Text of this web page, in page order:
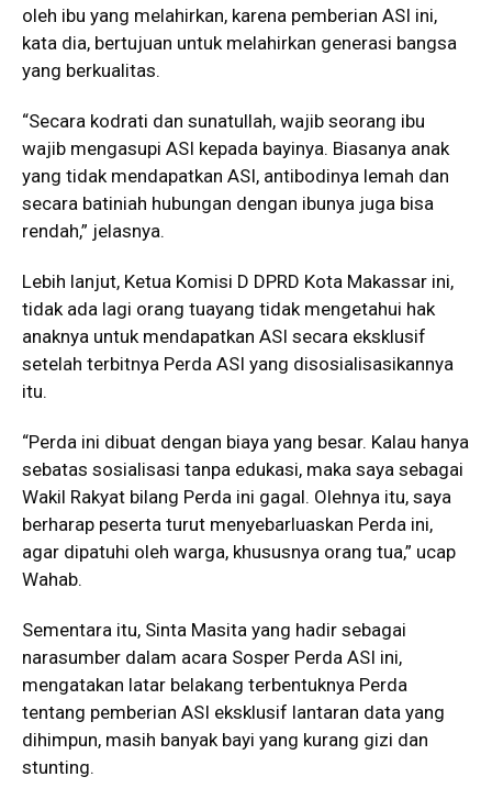
oleh ibu yang melahirkan, karena pemberian ASI ini,
kata dia, bertujuan untuk melahirkan generasi bangsa
yang berkualitas.
“Secara kodrati dan sunatullah, wajib seorang ibu
wajib mengasupi ASI kepada bayinya. Biasanya anak
yang tidak mendapatkan ASI, antibodinya lemah dan
secara batiniah hubungan dengan ibunya juga bisa
rendah,” jelasnya.
Lebih lanjut, Ketua Komisi D DPRD Kota Makassar ini,
tidak ada lagi orang tuayang tidak mengetahui hak
anaknya untuk mendapatkan ASI secara eksklusif
setelah terbitnya Perda ASI yang disosialisasikannya
itu.
“Perda ini dibuat dengan biaya yang besar. Kalau hanya
sebatas sosialisasi tanpa edukasi, maka saya sebagai
Wakil Rakyat bilang Perda ini gagal. Olehnya itu, saya
berharap peserta turut menyebarluaskan Perda ini,
agar dipatuhi oleh warga, khususnya orang tua,” ucap
Wahab.
Sementara itu, Sinta Masita yang hadir sebagai
narasumber dalam acara Sosper Perda ASI ini,
mengatakan latar belakang terbentuknya Perda
tentang pemberian ASI eksklusif lantaran data yang
dihimpun, masih banyak bayi yang kurang gizi dan
stunting.